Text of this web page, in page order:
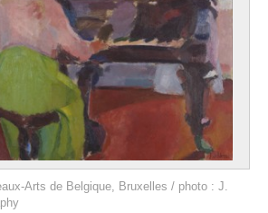
Arts de Belgique, Bruxelles / photo : J.